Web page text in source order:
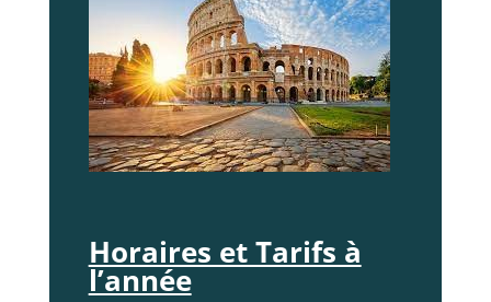
Horaires et Tarifs à
l’année